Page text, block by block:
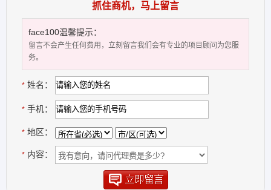
具有广泛的声誉和市场占有率，我们在生物高功能性化妆品研发和生
发展。
（Happiness）、环境（Environment）”的理念。从2004年起，仙竹
社韩国水原大学生命科学中央研究院利用生物技术在化妆品领域内深
度研发，持续发展十几年，取得了在生物高功能化妆品全球范围内领
先性的优势。我们积极努力利用先进生物学技术开发天然生物原料并
开发出高功能性化妆品；通过洁净生产工艺将先进生物学技术移植到
美容健康领域，为人类创造更高品质更美丽的生活；我们是关注自然
和环境的负责任企业，我们努力利用生物资源再利用项目来有效控制
环境污染并创造高洁净绿色健康的产业发展。
抓住商机，马上留言
face100温馨提示：
留言不会产生任何费用，立刻留言我们会有专业的项目顾问为您服
务。
* 姓名：
* 手机：
* 地区：
* 内容：